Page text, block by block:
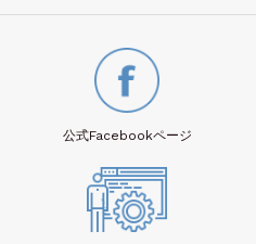
公式Facebookページ